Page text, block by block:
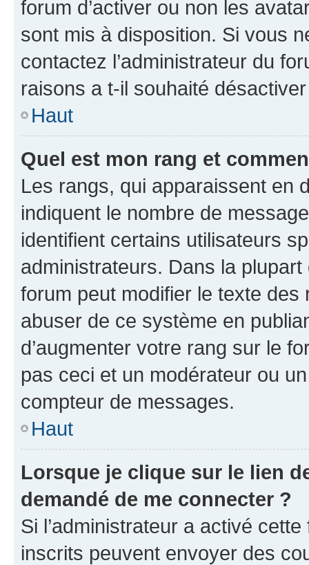
forum d’activer ou non les
sont mis à disposition. Si vous
contactez l’administrateur du
raisons a t-il souhaité
Haut
Quel est mon rang et
Les rangs, qui apparaissent en
indiquent le nombre de
identifient certains utilisateurs
administrateurs. Dans la
forum peut modifier le texte
abuser de ce système en
d’augmenter votre rang sur le
pas ceci et un modérateur ou
compteur de messages.
Haut
Lorsque je clique sur le lien
demandé de me connecter ?
Si l’administrateur a activé
inscrits peuvent envoyer des